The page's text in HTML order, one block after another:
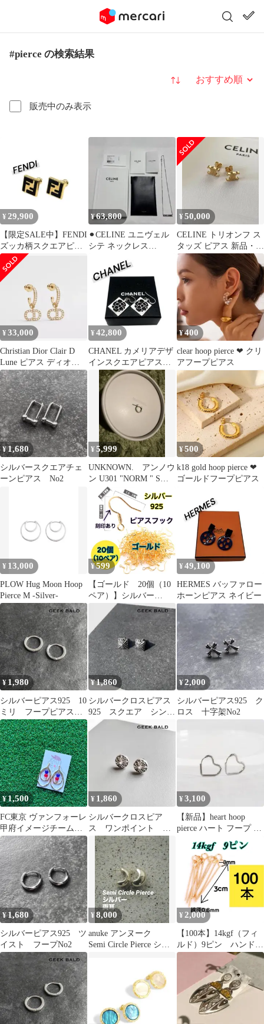
#pierce の検索結果
販売中のみ表示
並び替え
¥ 29,900
【限定SALE中】FENDI
ズッカ柄スクエアピア
ス ゴールド
¥63,800
⚫︎CELINE ユニヴェル
シテ ネックレス
レス
¥50,000
CELINE トリオンフ ス
タッズ ピアス 新品・未
開封 ゴールド
¥33,000
Christian Dior Clair D
Lune ピアス ディオー
ル
¥ 42,800
CHANEL カメリアデザ
インスクエアピアス
925
¥400
clear hoop pierce ❤︎ クリ
アフープピアス
¥ 1,680
シルバースクエアチェ
ーンピアス No2
¥5,999
UNKNOWN. アンノウ
ン U301 "NORM " S
PIERCE
¥500
k18 gold hoop pierce ❤︎
ゴールドフープピアス
¥ 13,000
PLOW Hug Moon Hoop
Pierce M -Silver-
¥599
【ゴールド 20個（10
ペア）】シルバー
925（純銀）のピアス用
フック
¥ 49,100
HERMES バッファロー
ホーンピアス ネイビー
¥ 1,980
シルバーピアス925 10
ミリ フープピアス
小ぶり シンプルアク
セサリーNo2
¥1,860
シルバークロスピアス
925 スクエア シンプ
ルデザインNo1
¥2,000
シルバーピアス925 ク
ロス 十字架No2
¥1,500
FC東京 ヴァンフォーレ
甲府イメージチームカ
ラー 応援アクセサリー
ピアス イヤリング
¥ 1,860
シルバークロスピア
ス ワンポイント 人
気 シンプルアクセサ
リーNo2
¥3,100
【新品】heart hoop
pierce ハート フープ ピ
¥1,680
シルバーピアス925 ツ
イスト フープNo2
¥8,000
anuke アンヌーク
Semi Circle Pierce シル
¥ 2,000
【100本】14kgf（フィ
ルド）9ピン ハンドメ
イドピアスやネックレ
ス作りに 激安大量ま
とめ売り